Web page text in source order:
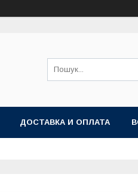
ДОСТАВКА И ОПЛАТА